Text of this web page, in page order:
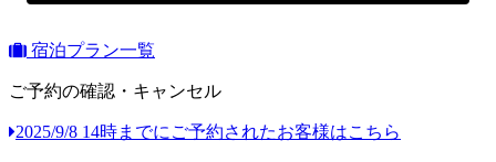
宿泊プラン一覧
ご予約の確認・キャンセル
2025/9/8 14時までにご予約されたお客様はこちら